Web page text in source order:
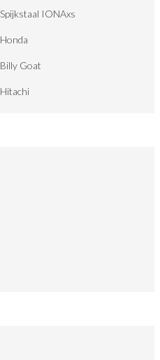
Spijkstaal IONAxs
Honda
Billy Goat
Hitachi